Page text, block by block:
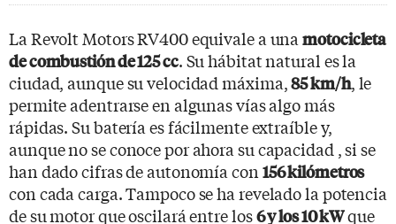
La Revolt Motors RV400 equivale a unamotocicleta
de combustión de 125 cc. Su hábitat natural es la
ciudad, aunque su velocidad máxima,85 km/h, le
permite adentrarse en algunas vías algo más
rápidas. Su batería es fácilmente extraíble y,
aunque no se conoce por ahora su capacidad , si se
han dado cifras de autonomía con 156 kilómetros
con cada carga. Tampoco se ha revelado la potencia
de su motor que oscilará entre los6 y los 10 kWque